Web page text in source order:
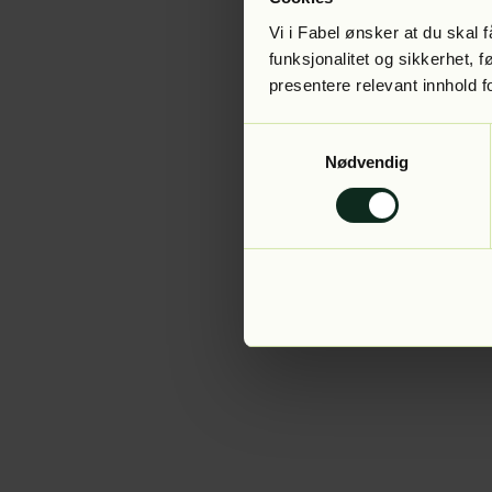
Vi i Fabel ønsker at du skal
funksjonalitet og sikkerhet,
presentere relevant innhold
Nødvendig
Application